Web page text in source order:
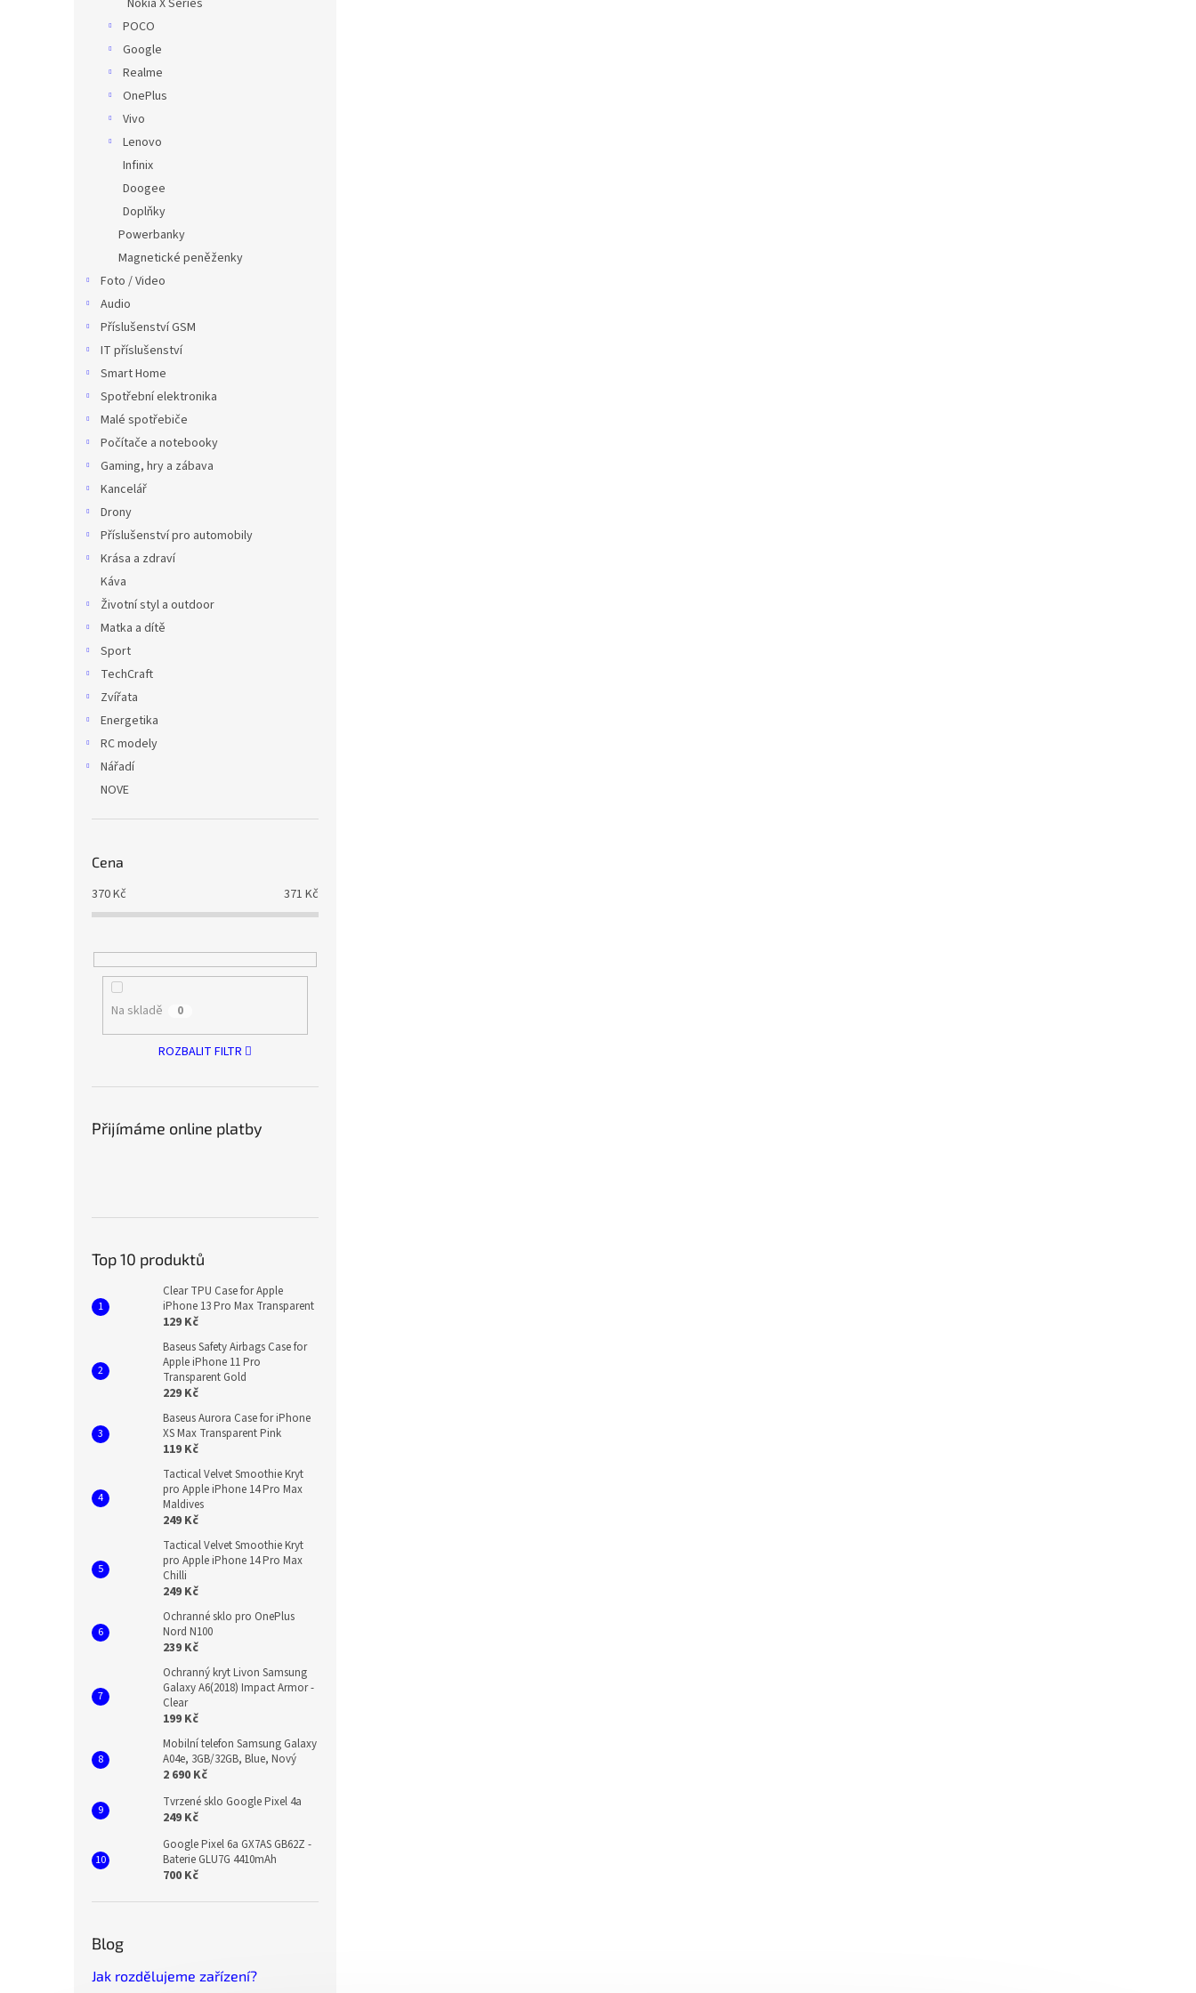
Nokia X Series
POCO
Google
Realme
OnePlus
Vivo
Lenovo
Infinix
Doogee
Doplňky
Powerbanky
Magnetické peněženky
Foto / Video
Audio
Příslušenství GSM
IT příslušenství
Smart Home
Spotřební elektronika
Malé spotřebiče
Počítače a notebooky
Gaming, hry a zábava
Kancelář
Drony
Příslušenství pro automobily
Krása a zdraví
Káva
Životní styl a outdoor
Matka a dítě
Sport
TechCraft
Zvířata
Energetika
RC modely
Nářadí
NOVE
Cena
370Kč 371 Kč
Na skladě 0
ROZBALIT FILTR
Přijímáme online platby
Top 10 produktů
Clear TPU Case for Apple
iPhone 13 Pro Max Transparent
129 Kč
Baseus Safety Airbags Case for
Apple iPhone 11 Pro
Transparent Gold
229 Kč
Baseus Aurora Case for iPhone
XS Max Transparent Pink
119 Kč
Tactical Velvet Smoothie Kryt
pro Apple iPhone 14 Pro Max
Maldives
249 Kč
Tactical Velvet Smoothie Kryt
pro Apple iPhone 14 Pro Max
Chilli
249 Kč
Ochranné sklo pro OnePlus
Nord N100
239 Kč
Ochranný kryt Livon Samsung
Galaxy A6(2018) Impact Armor -
Clear
199 Kč
Mobilní telefon Samsung Galaxy
A04e, 3GB/32GB, Blue, Nový
2 690 Kč
Tvrzené sklo Google Pixel 4a
249 Kč
Google Pixel 6a GX7AS GB62Z -
Baterie GLU7G 4410mAh
700 Kč
Blog
Jak rozdělujeme zařízení?